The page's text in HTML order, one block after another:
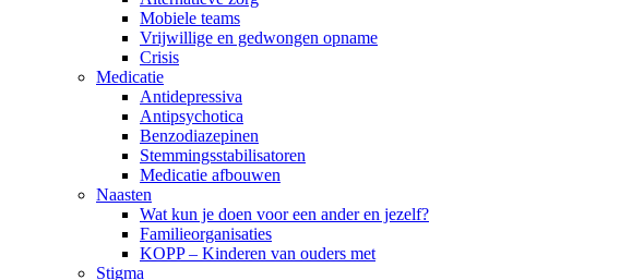
Mobiele teams
Vrijwillige en gedwongen opname
Crisis
Medicatie
Antidepressiva
Antipsychotica
Benzodiazepinen
Stemmingsstabilisatoren
Medicatie afbouwen
Naasten
Wat kun je doen voor een ander en jezelf?
Familieorganisaties
KOPP – Kinderen van ouders met
Stigma